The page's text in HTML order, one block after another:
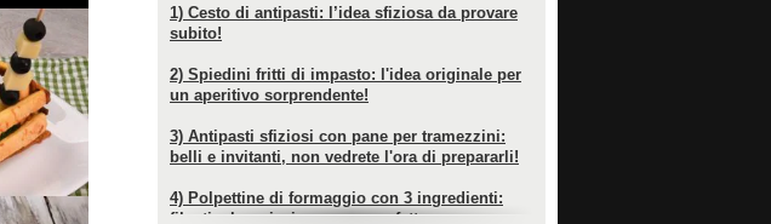
1) Cesto di antipasti: l’idea sfiziosa da provare
subito!
2) Spiedini fritti di impasto: l'idea originale per
un aperitivo sorprendente!
3) Antipasti sfiziosi con pane per tramezzini:
belli e invitanti, non vedrete l'ora di prepararli!
4) Polpettine di formaggio con 3 ingredienti:
filanti e buonissime, sono perfette come